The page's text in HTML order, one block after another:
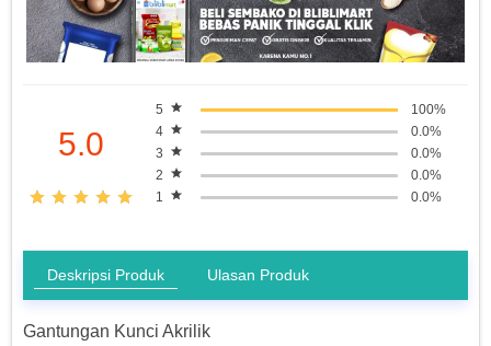
5.0
5
100%
4
0.0%
3
0.0%
2
0.0%
1
0.0%
Deskripsi Produk Ulasan Produk
Gantungan Kunci Akrilik